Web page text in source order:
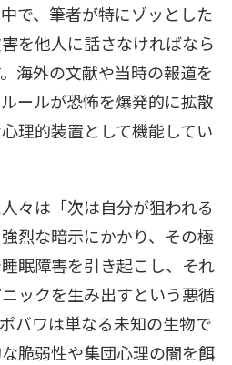
で、筆者が特にゾッとした
を他人に話さなければなら
海外の文献や当時の報道を
ールが恐怖を爆発的に拡散
理的装置として機能してい
々は「次は自分が狙われる
烈な暗示にかかり、その極
眠障害を引き起こし、それ
ックを生み出すという悪循
バワは単なる未知の生物で
脆弱性や集団心理の闇を餌